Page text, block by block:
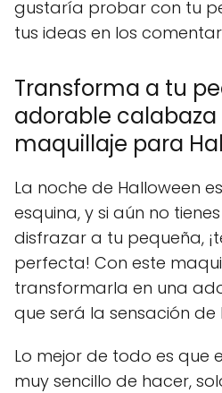
gustaría probar con tu
tus ideas en los
Transforma a tu
adorable calabaza
maquillaje para
La noche de Halloween
esquina, y si aún no
disfrazar a tu pequeña,
perfecta! Con este
transformarla en una
que será la sensación de
Lo mejor de todo es que
muy sencillo de hacer,